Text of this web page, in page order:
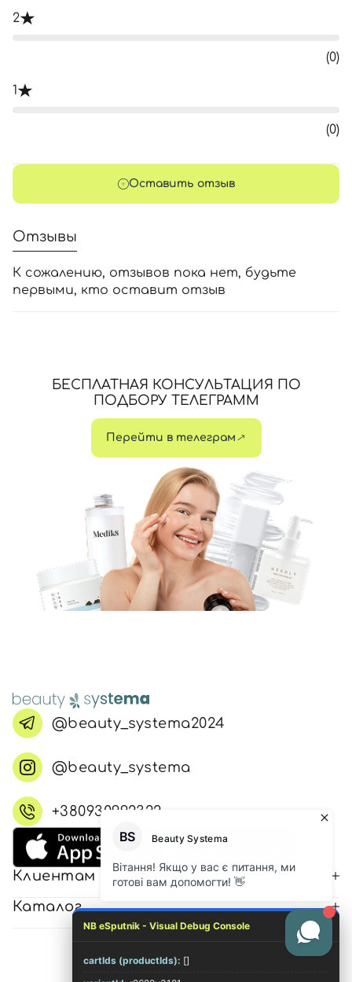
2
(0)
1
(0)
Оставить отзыв
Отзывы
К сожалению, отзывов пока нет, будьте
первыми, кто оставит отзыв
БЕСПЛАТНАЯ КОНСУЛЬТАЦИЯ ПО
ПОДБОРУ ТЕЛЕГРАММ
Перейти в телеграм
@beauty_systema2024
@beauty_systema
+380930992322
Клиентам
Каталог
© 2026 Все права защищены
NB eSputnik - Visual Debug Console
cartIds (productIds): []